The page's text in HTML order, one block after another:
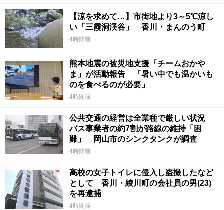
【涼を求めて…】市街地より3～5℃涼し
い「三霞洞渓谷」 香川・まんのう町
4時間前
熊本地震の被災地支援「チームおかや
ま」が活動報告 「暑い中でも温かいも
のを食べるのが必要」
4時間前
公共交通の経営は全業種で厳しい状況
バス事業者の約7割が路線の維持「困
難」 岡山市のシンクタンクが調査
4時間前
高校の女子トイレに侵入し盗撮したなど
として 香川・綾川町の会社員の男(23)
を再逮捕
4時間前